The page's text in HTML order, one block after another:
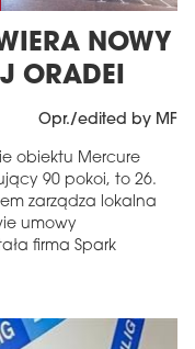
NOWY
ORADEI
Opr./edited by MF
obiektu Mercure
90 pokoi, to 26.
zarządza lokalna
umowy
firma Spark